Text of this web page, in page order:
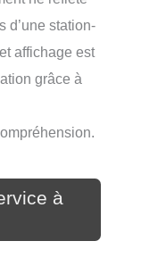
d’une station-
affichage est
grâce à
à